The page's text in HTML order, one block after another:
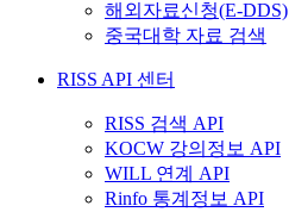
해외자료신청(E-DDS)
중국대학 자료 검색
RISS API 센터
RISS 검색 API
KOCW 강의정보 API
WILL 연계 API
Rinfo 통계정보 API